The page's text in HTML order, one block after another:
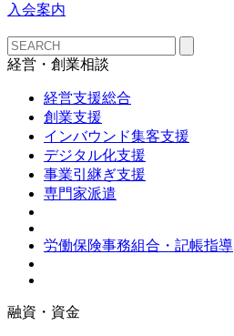
入会案内
経営・創業相談
経営支援総合
創業支援
インバウンド集客支援
デジタル化支援
事業引継ぎ支援
専門家派遣
労働保険事務組合・記帳指導
融資・資金